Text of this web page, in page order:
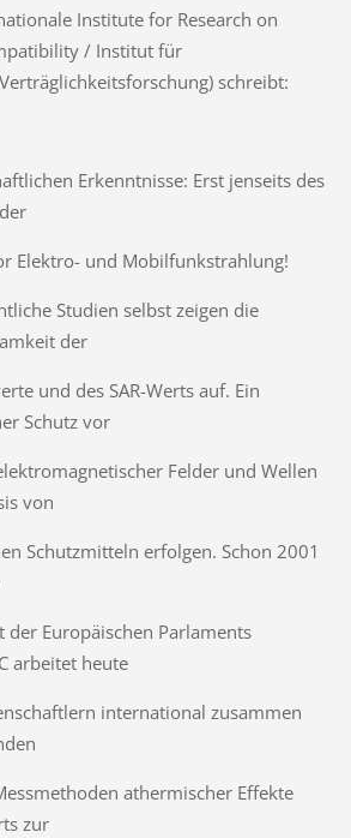
Institute for Research on
/ Institut für
schreibt:
Erkenntnisse: Erst jenseits des
Elektro- und Mobilfunkstrahlung!
Studien selbst zeigen die
der
und des SAR-Werts auf. Ein
Schutz vor
Felder und Wellen
von
Schutzmitteln erfolgen. Schon 2001
Europäischen Parlaments
arbeitet heute
international zusammen
athermischer Effekte
zur